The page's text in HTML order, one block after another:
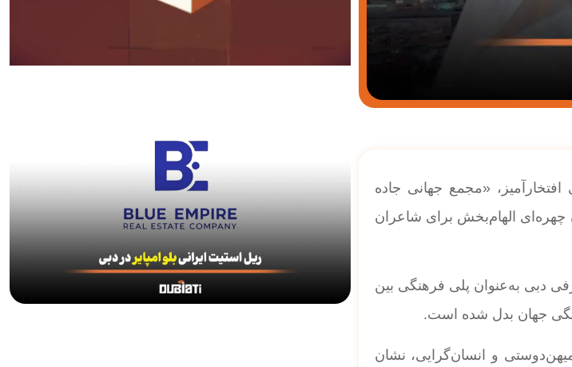
«مجمع جهانی جاده
چهره‌ای الهام‌بخش برای شاعران
دبی به‌عنوان پلی فرهنگی بین
جهان بدل شده است.
و انسان‌گرایی، نشان